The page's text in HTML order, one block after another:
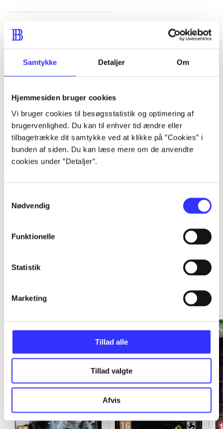
Samtykke Detaljer Om
Hjemmesiden bruger cookies
Vi bruger cookies til besøgsstatistik og optimering af
brugervenlighed. Du kan til enhver tid ændre eller
tilbagetrække dit samtykke ved at klikke på ”Cookies” i
bunden af siden. Du kan læse mere om de anvendte
cookies under ”Detaljer”.
Nødvendig
Funktionelle
Statistik
Marketing
Tillad alle
Tillad valgte
Afvis
Artikler
Alle registrerede artikler fordelt på udgivelser
...
...
Gå til serien